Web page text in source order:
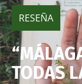
RESEÑA
TODAS